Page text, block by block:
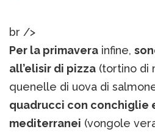
br />
Per la primavera infine,
all’elisir di pizza (tortino di
quenelle di uova di
quadrucci con conchiglie
mediterranei (vongole